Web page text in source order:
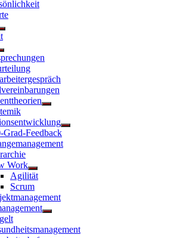
Untermenü
anzeigen
Untermenü
Untermenü
Grad-Feedback
Work
Untermenü
anzeigen
Agilität
Scrum
Untermenü